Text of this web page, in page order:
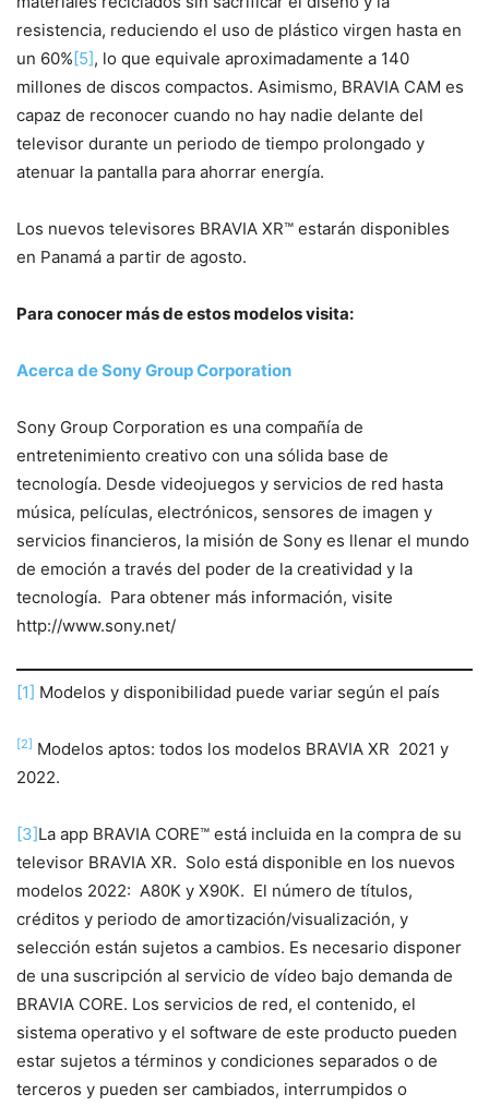
resistencia, reduciendo el uso de plástico virgen hasta en
un 60%[5], lo que equivale aproximadamente a 140
millones de discos compactos. Asimismo, BRAVIA CAM es
capaz de reconocer cuando no hay nadie delante del
televisor durante un periodo de tiempo prolongado y
atenuar la pantalla para ahorrar energía.
Los nuevos televisores BRAVIA XR™ estarán disponibles
en Panamá a partir de agosto.
Para conocer más de estos modelos visita:
Acerca de Sony Group Corporation
Sony Group Corporation es una compañía de
entretenimiento creativo con una sólida base de
tecnología. Desde videojuegos y servicios de red hasta
música, películas, electrónicos, sensores de imagen y
servicios financieros, la misión de Sony es llenar el mundo
de emoción a través del poder de la creatividad y la
tecnología. Para obtener más información, visite
http://www.sony.net/
[1] Modelos y disponibilidad puede variar según el país
[2] Modelos aptos: todos los modelos BRAVIA XR 2021 y
2022.
[3]La app BRAVIA CORE™ está incluida en la compra de su
televisor BRAVIA XR. Solo está disponible en los nuevos
modelos 2022: A80K y X90K. El número de títulos,
créditos y periodo de amortización/visualización, y
selección están sujetos a cambios. Es necesario disponer
de una suscripción al servicio de vídeo bajo demanda de
BRAVIA CORE. Los servicios de red, el contenido, el
sistema operativo y el software de este producto pueden
estar sujetos a términos y condiciones separados o de
terceros y pueden ser cambiados, interrumpidos o